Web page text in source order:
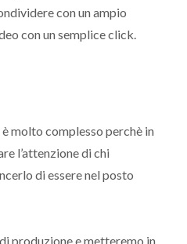
con un ampio
con un semplice click.
molto complesso perchè in
l’attenzione di chi
di essere nel posto
produzione e metteremo in